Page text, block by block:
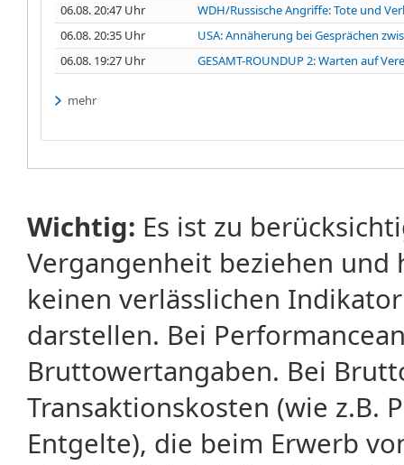
06.08. 20:47 Uhr
WDH/Russische Angriffe: Tote und
06.08. 20:35 Uhr
USA: Annäherung bei Gesprächen
06.08. 19:27 Uhr
GESAMT-ROUNDUP 2: Warten auf
mehr
Wichtig: Es ist zu
Vergangenheit beziehen
keinen verlässlichen
darstellen. Bei
Bruttowertangaben. Bei
Transaktionskosten (wie z.B.
Entgelte), die beim Erwerb